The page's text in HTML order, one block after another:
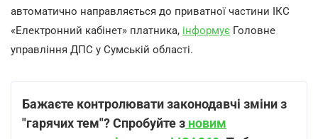
автоматично направляється до приватної частини ІКС
«Електронний кабінет» платника, інформує Головне
управління ДПС у Сумській області.
Бажаєте контролювати законодавчі зміни з
"гарячих тем"? Спробуйте з новим